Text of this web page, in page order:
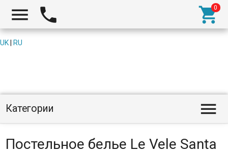
  
UK RU
Категории 
Постельное белье Le Vele Santa